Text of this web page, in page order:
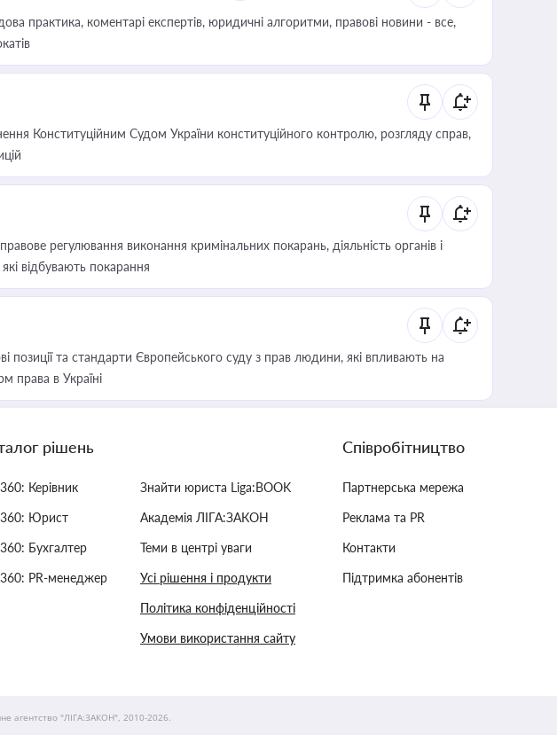
практика, коментарі експертів, юридичні алгоритми, правові новини - все,
Конституційним Судом України конституційного контролю, розгляду справ,
регулювання виконання кримінальних покарань, діяльність органів і
відбувають покарання
позиції та стандарти Європейського суду з прав людини, які впливають на
права в Україні
рішень
Керівник
Юрист
Бухгалтер
PR-менеджер
Знайти юриста Liga:BOOK
Академія ЛІГА:ЗАКОН
Теми в центрі уваги
Усі рішення і продукти
Політика конфіденційності
Умови використання сайту
Співробітництво
Партнерська мережа
Реклама та PR
Контакти
Підтримка абонентів
агентство "ЛІГА:ЗАКОН", 2010-2026.